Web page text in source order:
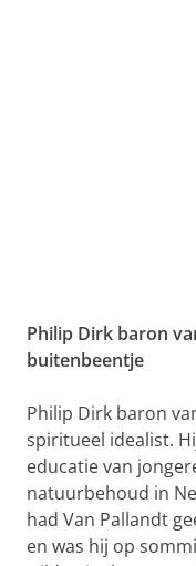
Philip Dirk baron
buitenbeentje
Philip Dirk baron
spiritueel idealist.
educatie van
natuurbehoud in
had Van Pallandt
en was hij op